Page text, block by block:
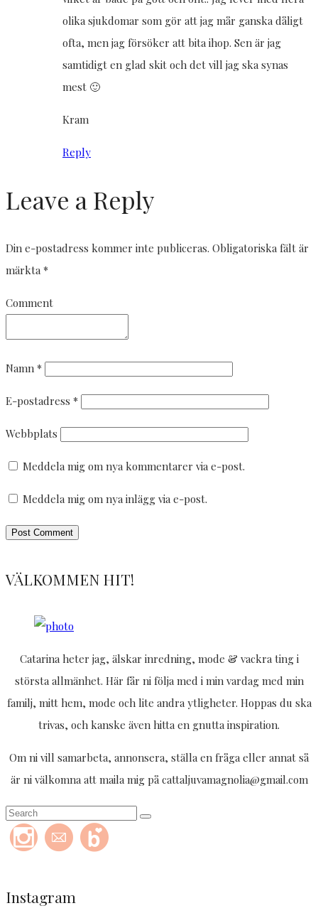
olika sjukdomar som gör att jag mår ganska dåligt
ofta, men jag försöker att bita ihop. Sen är jag
samtidigt en glad skit och det vill jag ska synas
mest 🙂
Kram
Reply
Leave a Reply
Din e-postadress kommer inte publiceras. Obligatoriska fält är
märkta *
Comment
Namn *
E-postadress *
Webbplats
Meddela mig om nya kommentarer via e-post.
Meddela mig om nya inlägg via e-post.
VÄLKOMMEN HIT!
Catarina heter jag, älskar inredning, mode & vackra ting i
största allmänhet. Här får ni följa med i min vardag med min
familj, mitt hem, mode och lite andra ytligheter. Hoppas du ska
trivas, och kanske även hitta en gnutta inspiration.
Om ni vill samarbeta, annonsera, ställa en fråga eller annat så
är ni välkomna att maila mig på cattaljuvamagnolia@gmail.com
Instagram